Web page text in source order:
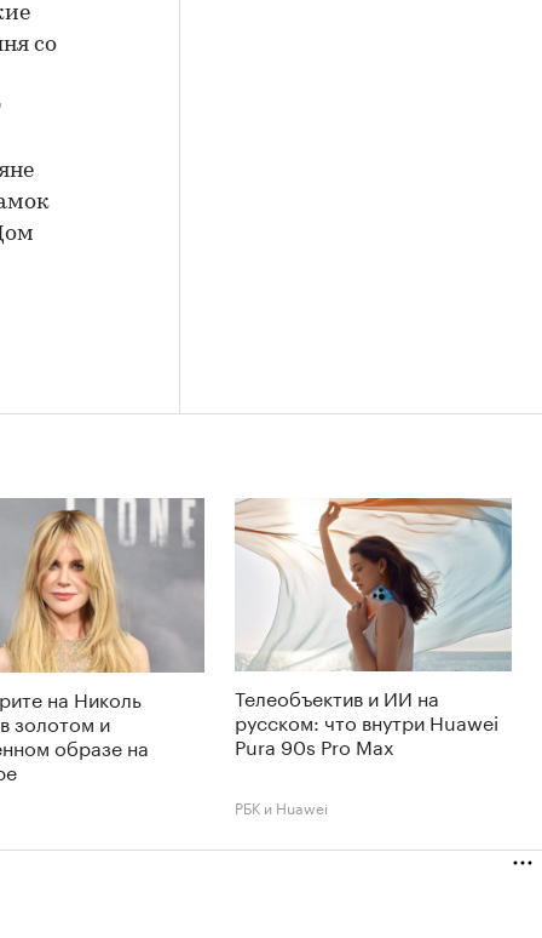
со
на Николь
золотом и
образе на
Телеобъектив и ИИ на
русском: что внутри Huawei
Pura 90s Pro Max
РБК и Huawei